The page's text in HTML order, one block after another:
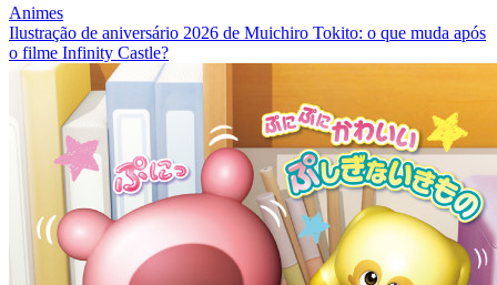
Animes
Ilustração de aniversário 2026 de Muichiro Tokito: o que muda após
o filme Infinity Castle?